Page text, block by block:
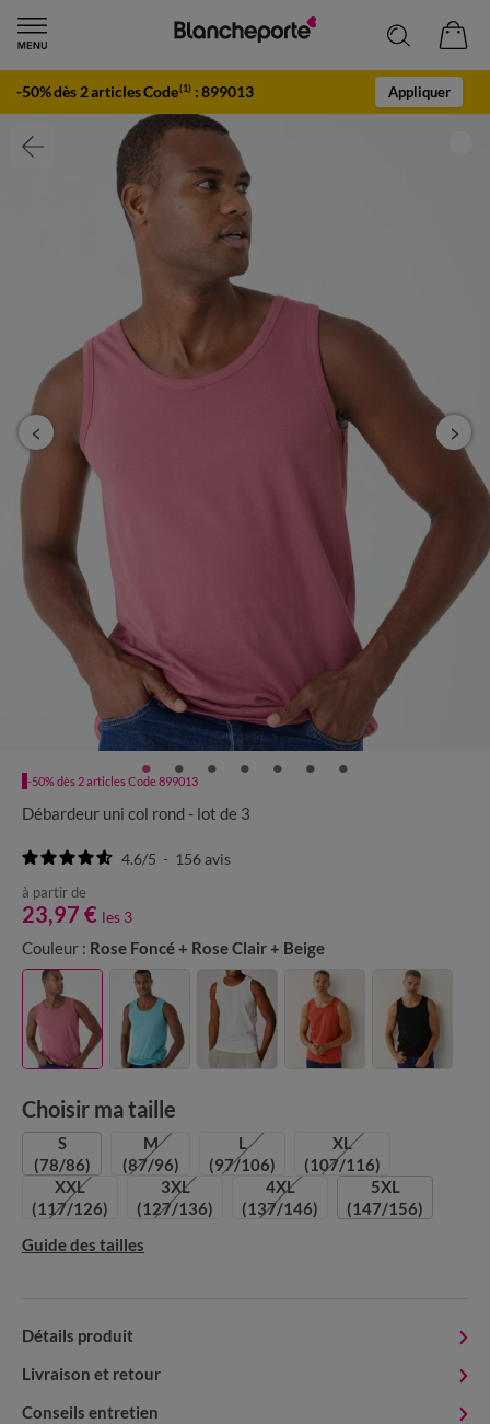
-50% dès 2 articles Code(1) :899013 Appliquer
-50% dès 2 articles Code 899013
Débardeur uni col rond - lot de 3
4.6/5 - 156avis
à partir de
23,97 € les 3
Couleur : Rose Foncé + Rose Clair + Beige
Choisir ma taille
S
(78/86)
M
(87/96)
L
(97/106)
XL
(107/116)
XXL
(117/126)
3XL
(127/136)
4XL
(137/146)
5XL
(147/156)
Guide des tailles
Détails produit
Livraison et retour
Conseils entretien